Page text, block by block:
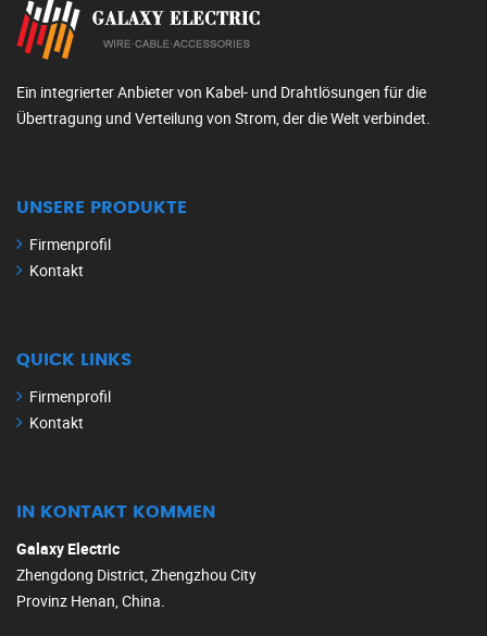
Ein integrierter Anbieter von Kabel- und Drahtlösungen für die
Übertragung und Verteilung von Strom, der die Welt verbindet.
UNSERE PRODUKTE
Firmenprofil
Kontakt
QUICK LINKS
Firmenprofil
Kontakt
IN KONTAKT KOMMEN
Galaxy Electric
Zhengdong District, Zhengzhou City
Provinz Henan, China.